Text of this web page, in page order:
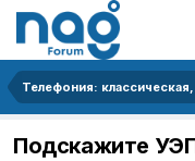
Подскажите